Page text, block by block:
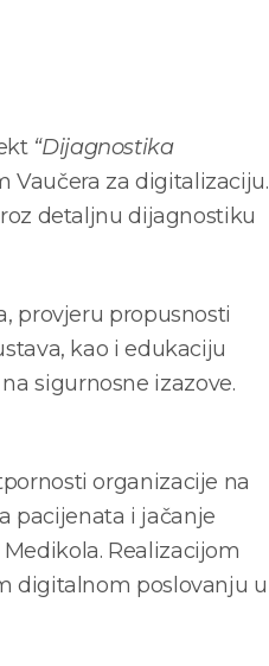
“Dijagnostika
Vaučera za digitalizaciju.
detaljnu dijagnostiku
provjeru propusnosti
kao i edukaciju
sigurnosne izazove.
organizacije na
pacijenata i jačanje
Realizacijom
digitalnom poslovanju u